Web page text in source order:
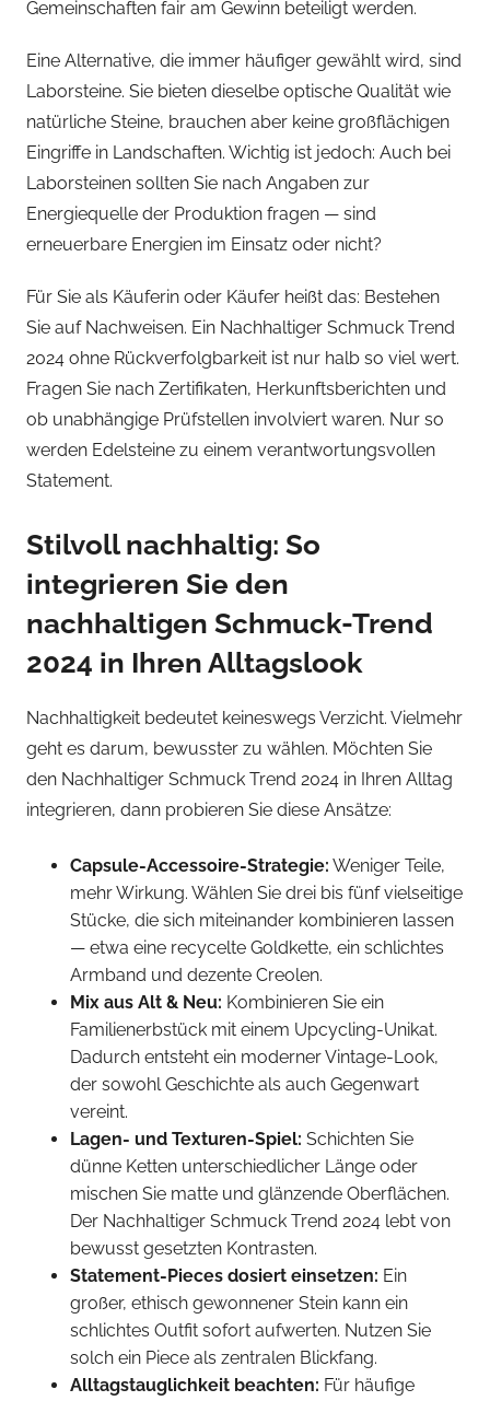
Gemeinschaften fair am Gewinn beteiligt werden.
Eine Alternative, die immer häufiger gewählt wird, sind
Laborsteine. Sie bieten dieselbe optische Qualität wie
natürliche Steine, brauchen aber keine großflächigen
Eingriffe in Landschaften. Wichtig ist jedoch: Auch bei
Laborsteinen sollten Sie nach Angaben zur
Energiequelle der Produktion fragen — sind
erneuerbare Energien im Einsatz oder nicht?
Für Sie als Käuferin oder Käufer heißt das: Bestehen
Sie auf Nachweisen. Ein Nachhaltiger Schmuck Trend
2024 ohne Rückverfolgbarkeit ist nur halb so viel wert.
Fragen Sie nach Zertifikaten, Herkunftsberichten und
ob unabhängige Prüfstellen involviert waren. Nur so
werden Edelsteine zu einem verantwortungsvollen
Statement.
Stilvoll nachhaltig: So
integrieren Sie den
nachhaltigen Schmuck-Trend
2024 in Ihren Alltagslook
Nachhaltigkeit bedeutet keineswegs Verzicht. Vielmehr
geht es darum, bewusster zu wählen. Möchten Sie
den Nachhaltiger Schmuck Trend 2024 in Ihren Alltag
integrieren, dann probieren Sie diese Ansätze:
Capsule-Accessoire-Strategie: Weniger Teile,
mehr Wirkung. Wählen Sie drei bis fünf vielseitige
Stücke, die sich miteinander kombinieren lassen
— etwa eine recycelte Goldkette, ein schlichtes
Armband und dezente Creolen.
Mix aus Alt & Neu: Kombinieren Sie ein
Familienerbstück mit einem Upcycling-Unikat.
Dadurch entsteht ein moderner Vintage-Look,
der sowohl Geschichte als auch Gegenwart
vereint.
Lagen- und Texturen-Spiel: Schichten Sie
dünne Ketten unterschiedlicher Länge oder
mischen Sie matte und glänzende Oberflächen.
Der Nachhaltiger Schmuck Trend 2024 lebt von
bewusst gesetzten Kontrasten.
Statement-Pieces dosiert einsetzen: Ein
großer, ethisch gewonnener Stein kann ein
schlichtes Outfit sofort aufwerten. Nutzen Sie
solch ein Piece als zentralen Blickfang.
Alltagstauglichkeit beachten: Für häufige